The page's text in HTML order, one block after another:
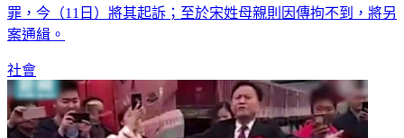
罪，今（11日）將其起訴；至於宋姓母親則因傳拘不到，將另
案通緝。
社會